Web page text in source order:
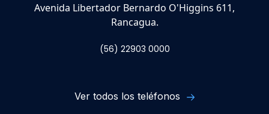
Avenida Libertador Bernardo O'Higgins 611,
Rancagua.
(56) 22903 0000
Ver todos los teléfonos